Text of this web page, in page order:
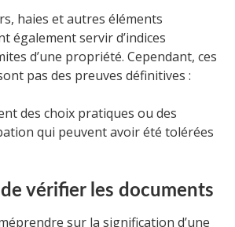
haies et autres éléments
également servir d’indices
d’une propriété. Cependant, ces
pas des preuves définitives :
des choix pratiques ou des
qui peuvent avoir été tolérées
vérifier les documents
sur la signification d’une